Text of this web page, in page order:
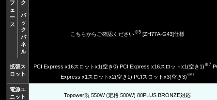
フ
ェ
ー
ス
ク
バ
ッ
ク
パ
ネ
ル
こちらからご確認ください※5[ZH77A-G43]仕様
拡張ス
ロット
PCI Express x16スロットx1(空き0) PCI Express x16スロットx1(空き1) ※7
Express x1スロットx2(空き1) PCIスロットx3(空き3) ※9
電源ユ
ニット
Topower製 550W (定格 500W) 80PLUS BRONZE対応